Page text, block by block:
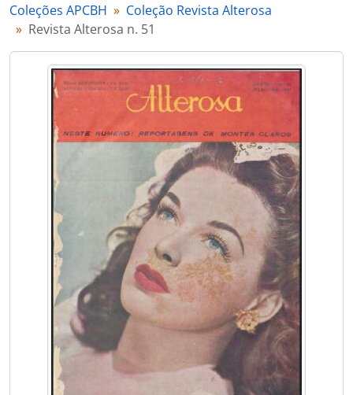
Coleções APCBH
Coleção Revista Alterosa
Revista Alterosa n. 51